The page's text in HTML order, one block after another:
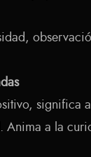
significa
Anima a la